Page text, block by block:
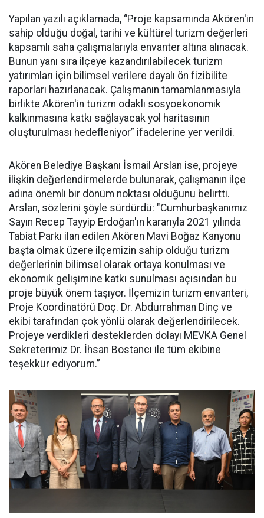
Yapılan yazılı açıklamada, “Proje kapsamında Akören'in
sahip olduğu doğal, tarihi ve kültürel turizm değerleri
kapsamlı saha çalışmalarıyla envanter altına alınacak.
Bunun yanı sıra ilçeye kazandırılabilecek turizm
yatırımları için bilimsel verilere dayalı ön fizibilite
raporları hazırlanacak. Çalışmanın tamamlanmasıyla
birlikte Akören'in turizm odaklı sosyoekonomik
kalkınmasına katkı sağlayacak yol haritasının
oluşturulması hedefleniyor” ifadelerine yer verildi.
Akören Belediye Başkanı İsmail Arslan ise, projeye
ilişkin değerlendirmelerde bulunarak, çalışmanın ilçe
adına önemli bir dönüm noktası olduğunu belirtti.
Arslan, sözlerini şöyle sürdürdü: "Cumhurbaşkanımız
Sayın Recep Tayyip Erdoğan'ın kararıyla 2021 yılında
Tabiat Parkı ilan edilen Akören Mavi Boğaz Kanyonu
başta olmak üzere ilçemizin sahip olduğu turizm
değerlerinin bilimsel olarak ortaya konulması ve
ekonomik gelişimine katkı sunulması açısından bu
proje büyük önem taşıyor. İlçemizin turizm envanteri,
Proje Koordinatörü Doç. Dr. Abdurrahman Dinç ve
ekibi tarafından çok yönlü olarak değerlendirilecek.
Projeye verdikleri desteklerden dolayı MEVKA Genel
Sekreterimiz Dr. İhsan Bostancı ile tüm ekibine
teşekkür ediyorum.”